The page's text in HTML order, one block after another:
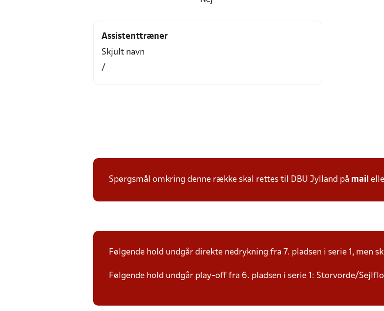
Assistenttræner
Skjult navn
/
Spørgsmål omkring denne række skal rettes til DBU Jylland på mail
Følgende hold undgår direkte nedrykning fra 7. pladsen i serie 1, men
Følgende hold undgår play-off fra 6. pladsen i serie 1: Storvorde/